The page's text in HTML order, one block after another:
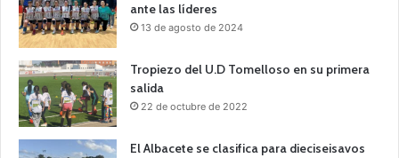
ante las líderes
13 de agosto de 2024
Tropiezo del U.D Tomelloso en su primera
salida
22 de octubre de 2022
El Albacete se clasifica para dieciseisavos